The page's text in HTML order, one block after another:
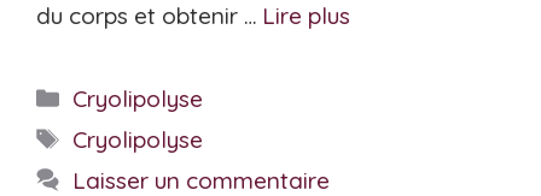
du corps et obtenir … Lire plus
Catégories
Cryolipolyse
Étiquettes
Cryolipolyse
Laisser un commentaire